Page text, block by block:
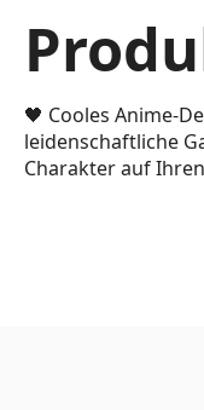
🖤 Cooles Anime-
leidenschaftliche
Charakter auf